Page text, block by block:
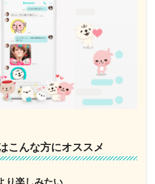
こんな方にオススメ